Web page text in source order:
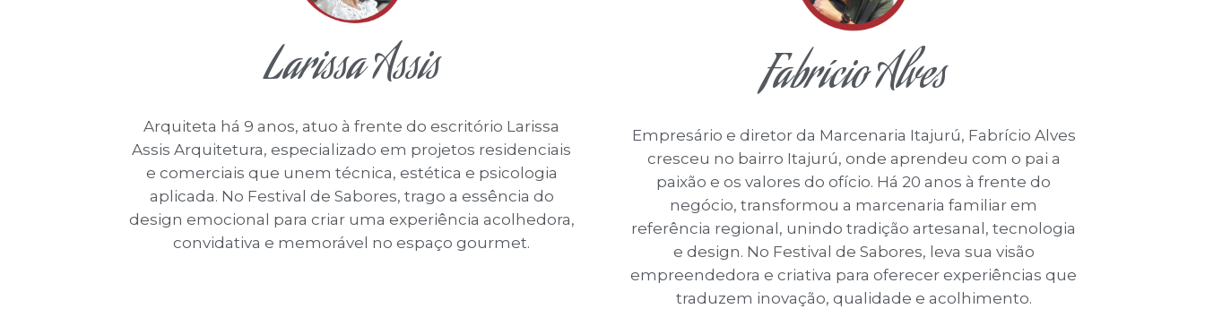
Larissa Assis
Arquiteta há 9 anos, atuo à frente do escritório Larissa
Assis Arquitetura, especializado em projetos residenciais
e comerciais que unem técnica, estética e psicologia
aplicada. No Festival de Sabores, trago a essência do
design emocional para criar uma experiência acolhedora,
convidativa e memorável no espaço gourmet.
Fabrício Alves
Empresário e diretor da Marcenaria Itajurú, Fabrício Alves
cresceu no bairro Itajurú, onde aprendeu com o pai a
paixão e os valores do ofício. Há 20 anos à frente do
negócio, transformou a marcenaria familiar em
referência regional, unindo tradição artesanal, tecnologia
e design. No Festival de Sabores, leva sua visão
empreendedora e criativa para oferecer experiências que
traduzem inovação, qualidade e acolhimento.